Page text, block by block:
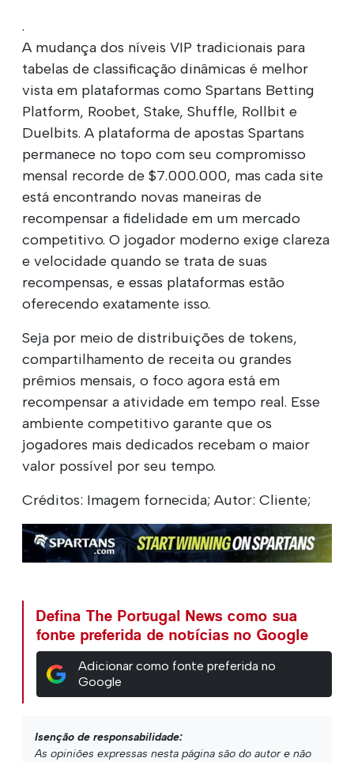
.
A mudança dos níveis VIP tradicionais para
tabelas de classificação dinâmicas é melhor
vista em plataformas como Spartans Betting
Platform, Roobet, Stake, Shuffle, Rollbit e
Duelbits. A plataforma de apostas Spartans
permanece no topo com seu compromisso
mensal recorde de $7.000.000, mas cada site
está encontrando novas maneiras de
recompensar a fidelidade em um mercado
competitivo. O jogador moderno exige clareza
e velocidade quando se trata de suas
recompensas, e essas plataformas estão
oferecendo exatamente isso.
Seja por meio de distribuições de tokens,
compartilhamento de receita ou grandes
prêmios mensais, o foco agora está em
recompensar a atividade em tempo real. Esse
ambiente competitivo garante que os
jogadores mais dedicados recebam o maior
valor possível por seu tempo.
Créditos: Imagem fornecida; Autor: Cliente;
Defina The Portugal News como sua
fonte preferida de notícias no Google
Adicionar como fonte preferida no
Google
Isenção de responsabilidade:
As opiniões expressas nesta página são do autor e não